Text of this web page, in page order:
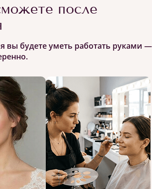
после
вы будете уметь работать руками —